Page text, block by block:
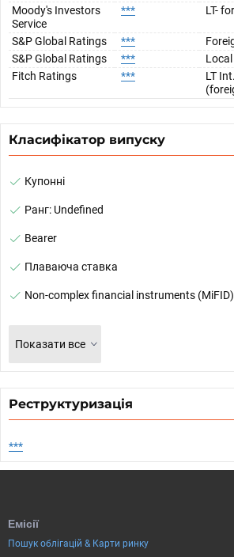
Moody's Investors
Service
*** LT-
S&P Global Ratings ***
S&P Global Ratings
*** Local
Fitch Ratings
***
LT
Класифікатор випуску
Купонні
Ранг: Undefined
Bearer
Плаваюча ставка
Non-complex financial instruments (MiFID)
Показати все
Реструктуризація
***
Емісії
Пошук облігацій & Карти ринку